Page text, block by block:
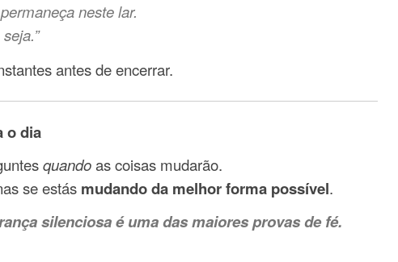
neste lar.
antes de encerrar.
o dia
quandoas coisas mudarão.
se estás mudando da melhor forma possível.
silenciosa é uma das maiores provas de fé.